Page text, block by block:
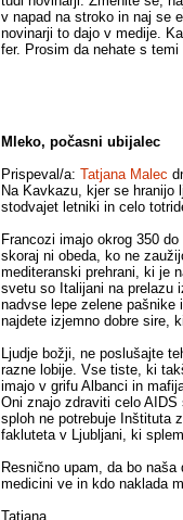
v napad na stroko in naj se
novinarji to dajo v medije.
fer. Prosim da nehate s
Mleko, počasni ubijalec
Prispeval/a: Tatjana Malec
Na Kavkazu, kjer se
stodvajet letniki in celo
Francozi imajo okrog 350
skoraj ni obeda, ko ne
mediteranski prehrani, ki je
svetu so Italijani na prelazu
nadvse lepe zelene
najdete izjemno dobre sire,
Ljudje božji, ne poslušajte
razne lobije. Vse tiste, ki
imajo v grifu Albanci in
Oni znajo zdraviti celo
sploh ne potrebuje Inštituta
fakluteta v Ljubljani, ki
Resnično upam, da bo
medicini ve in kdo naklada
Tatjana